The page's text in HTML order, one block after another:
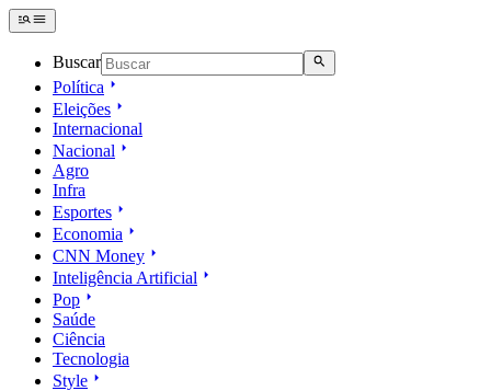
Buscar
Política
Eleições
Internacional
Nacional
Agro
Infra
Esportes
Economia
CNN Money
Inteligência Artificial
Pop
Saúde
Ciência
Tecnologia
Style